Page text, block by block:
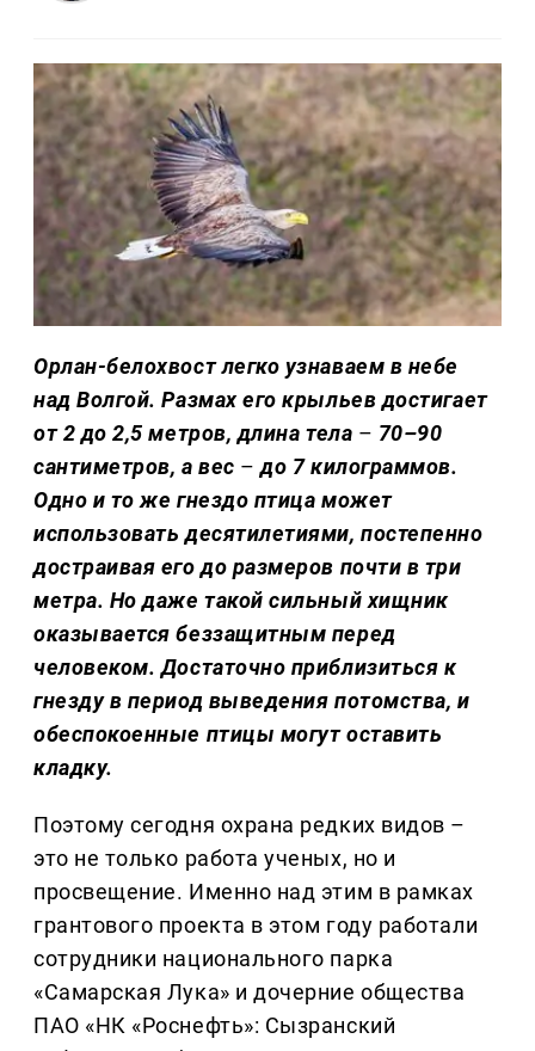
Орлан-белохвост легко узнаваем в небе
над Волгой. Размах его крыльев достигает
от 2 до 2,5 метров, длина тела – 70–90
сантиметров, а вес – до 7 килограммов.
Одно и то же гнездо птица может
использовать десятилетиями, постепенно
достраивая его до размеров почти в три
метра. Но даже такой сильный хищник
оказывается беззащитным перед
человеком. Достаточно приблизиться к
гнезду в период выведения потомства, и
обеспокоенные птицы могут оставить
кладку.
Поэтому сегодня охрана редких видов –
это не только работа ученых, но и
просвещение. Именно над этим в рамках
грантового проекта в этом году работали
сотрудники национального парка
«Самарская Лука» и дочерние общества
ПАО «НК «Роснефть»: Сызранский